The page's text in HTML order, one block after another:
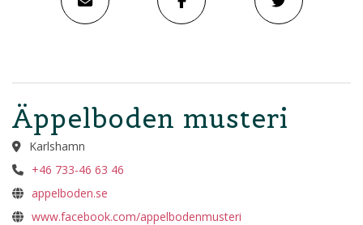
Äppelboden musteri
Karlshamn
+46 733-46 63 46
appelboden.se
www.facebook.com/appelbodenmusteri